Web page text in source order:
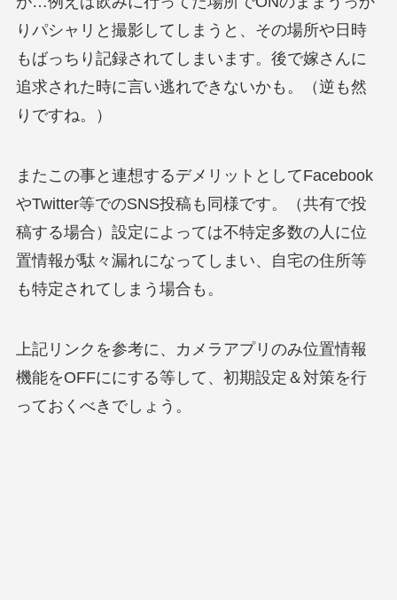
りパシャリと撮影してしまうと、その場所や日時
もばっちり記録されてしまいます。後で嫁さんに
追求された時に言い逃れできないかも。（逆も然
りですね。）
またこの事と連想するデメリットとしてFacebook
やTwitter等でのSNS投稿も同様です。（共有で投
稿する場合）設定によっては不特定多数の人に位
置情報が駄々漏れになってしまい、自宅の住所等
も特定されてしまう場合も。
上記リンクを参考に、カメラアプリのみ位置情報
機能をOFFににする等して、初期設定＆対策を行
っておくべきでしょう。